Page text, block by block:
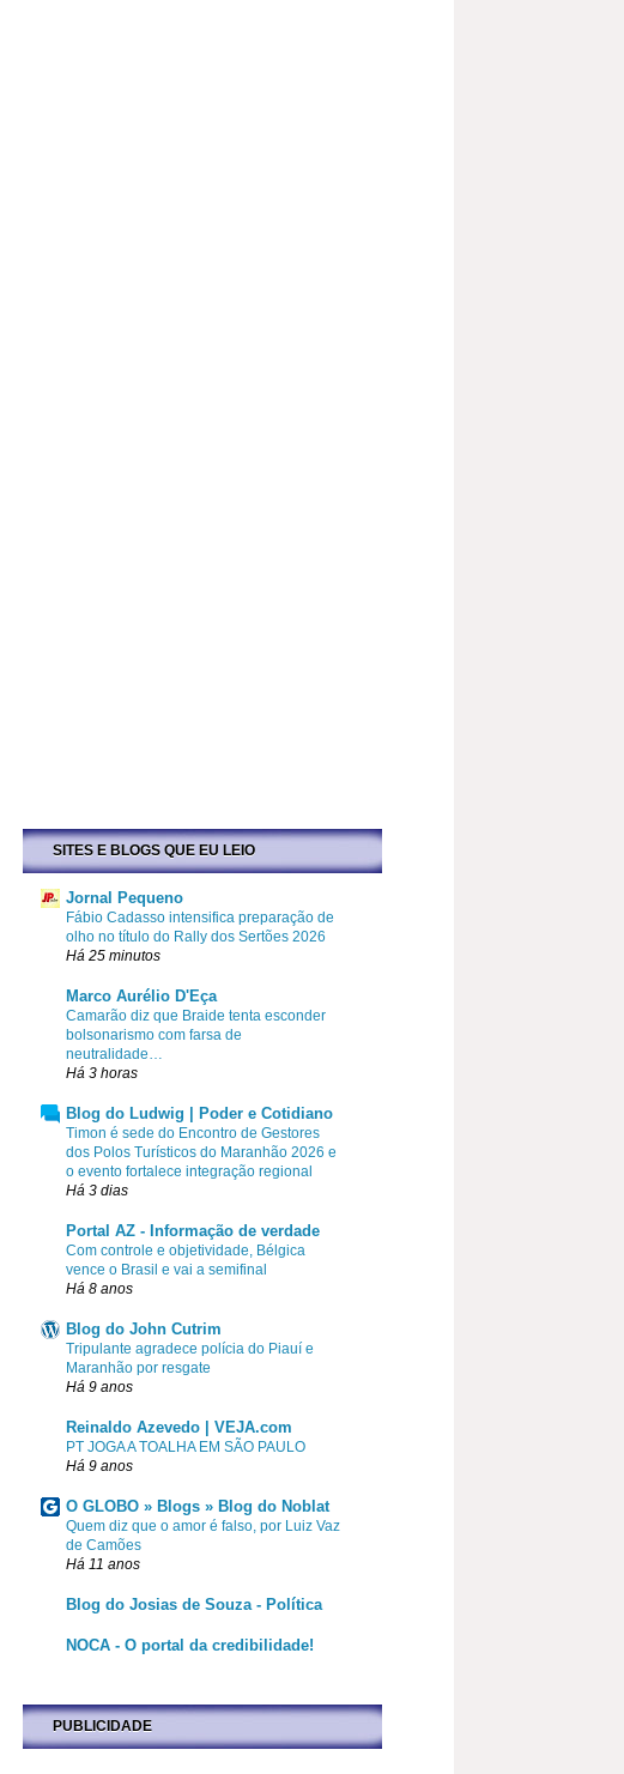
SITES E BLOGS QUE EU LEIO
Jornal Pequeno
Fábio Cadasso intensifica preparação de
olho no título do Rally dos Sertões 2026
Há 25 minutos
Marco Aurélio D'Eça
Camarão diz que Braide tenta esconder
bolsonarismo com farsa de
neutralidade…
Há 3 horas
Blog do Ludwig | Poder e Cotidiano
Timon é sede do Encontro de Gestores
dos Polos Turísticos do Maranhão 2026 e
o evento fortalece integração regional
Há 3 dias
Portal AZ - Informação de verdade
Com controle e objetividade, Bélgica
vence o Brasil e vai a semifinal
Há 8 anos
Blog do John Cutrim
Tripulante agradece polícia do Piauí e
Maranhão por resgate
Há 9 anos
Reinaldo Azevedo | VEJA.com
PT JOGA A TOALHA EM SÃO PAULO
Há 9 anos
O GLOBO » Blogs » Blog do Noblat
Quem diz que o amor é falso, por Luiz Vaz
de Camões
Há 11 anos
Blog do Josias de Souza - Política
NOCA - O portal da credibilidade!
PUBLICIDADE